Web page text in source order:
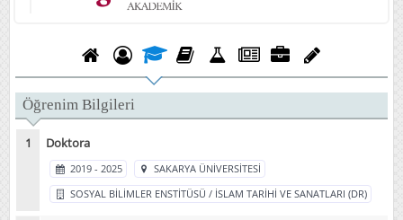
Öğrenim Bilgileri
Doktora
2019 - 2025
SAKARYA ÜNİVERSİTESİ
SOSYAL BİLİMLER ENSTİTÜSÜ / İSLAM TARİHİ VE SANATLARI (DR)